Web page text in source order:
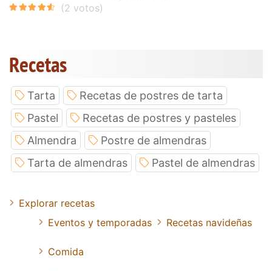
Recetas
Tarta
Recetas de postres de tarta
Pastel
Recetas de postres y pasteles
Almendra
Postre de almendras
Tarta de almendras
Pastel de almendras
Explorar recetas
Eventos y temporadas
Recetas navideñas
Comida